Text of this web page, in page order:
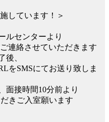
しています！＞
ルセンターより
連絡させていただきます
後、
をSMSにてお送り致しま
面接時間10分前より
きご入室願います